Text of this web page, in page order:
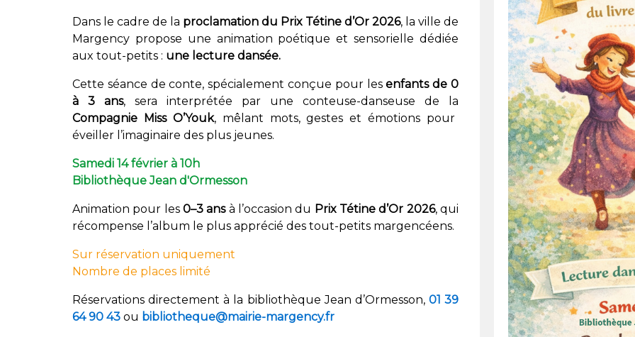
Dans le cadre de la proclamation du Prix Tétine d’Or 2026, la ville de
Margency propose une animation poétique et sensorielle dédiée
aux tout-petits : une lecture dansée.
Cette séance de conte, spécialement conçue pour lesenfants de 0
à 3 ans, sera interprétée par une conteuse-danseuse de la
Compagnie Miss O’Youk, mêlant mots, gestes et émotions pour
éveiller l’imaginaire des plus jeunes.
Samedi 14 février à 10h
Bibliothèque Jean d'Ormesson
Animation pour les 0–3 ansà l’occasion du Prix Tétine d’Or 2026, qui
récompense l’album le plus apprécié des tout-petits margencéens.
Sur réservation uniquement
Nombre de places limité
Réservations directement à la bibliothèque Jean d’Ormesson, 01 39
64 90 43 ou bibliotheque@mairie-margency.fr